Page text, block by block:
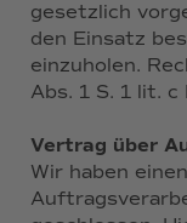
gesetzlich
den Einsatz
einzuholen.
Abs. 1 S. 1 lit. c
Vertrag über
Wir haben